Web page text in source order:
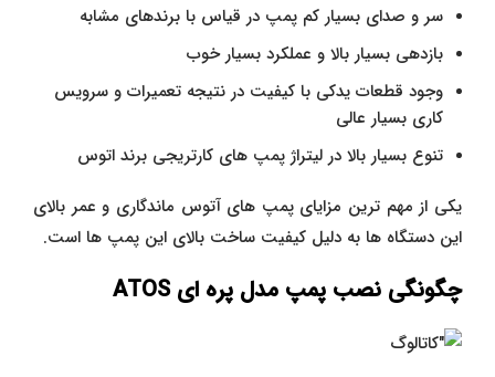
سر و صدای بسیار کم پمپ در قیاس با برندهای مشابه
بازدهی بسیار بالا و عملکرد بسیار خوب
وجود قطعات یدکی با کیفیت در نتیجه تعمیرات و سرویس
کاری بسیار عالی
تنوع بسیار بالا در لیتراژ پمپ های کارتریجی برند اتوس
یکی از مهم ترین مزایای پمپ های آتوس ماندگاری و عمر بالای
این دستگاه ها به دلیل کیفیت ساخت بالای این پمپ ها است.
چگونگی نصب پمپ مدل پره ای ATOS